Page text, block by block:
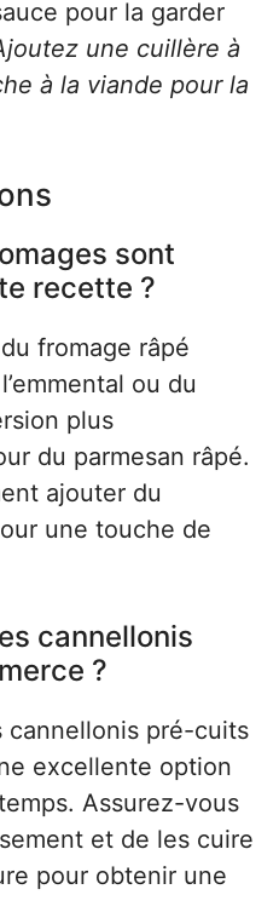
pour la garder
une cuillère à
à la viande pour la
sont
recette ?
fromage râpé
ou du
plus
du parmesan râpé.
ajouter du
une touche de
cannellonis
?
cannellonis pré-cuits
excellente option
Assurez-vous
et de les cuire
pour obtenir une